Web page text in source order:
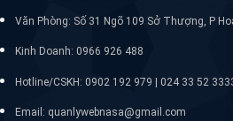
Văn Phòng: Số 31 Ngõ 109 Sở Thượng, P
Kinh Doanh: 0966 926 488
Hotline/CSKH: 0902 192 979 | 024 33 52
Email: quanlywebnasa@gmail.com